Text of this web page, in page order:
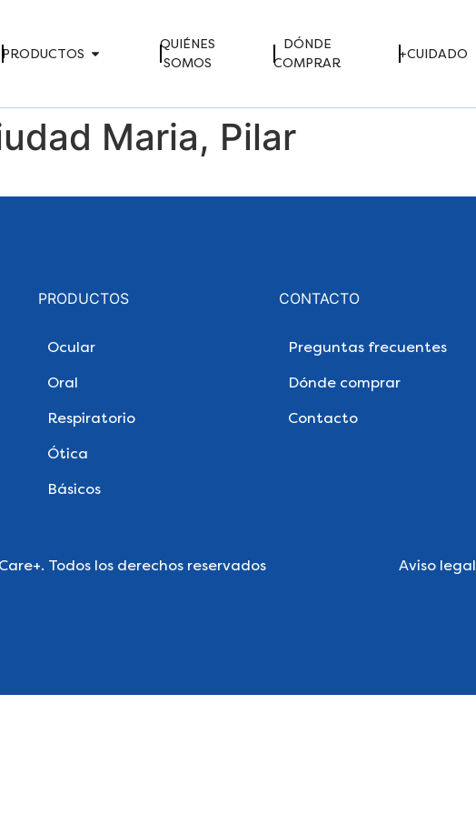
PRODUCTOS
QUIÉNES
SOMOS
DÓNDE
COMPRAR
+CUIDADO
Maria, Pilar
PRODUCTOS
Ocular
Oral
Respiratorio
Ótica
Básicos
CONTACTO
Preguntas frecuentes
Dónde comprar
Contacto
Todos los derechos reservados Aviso legal